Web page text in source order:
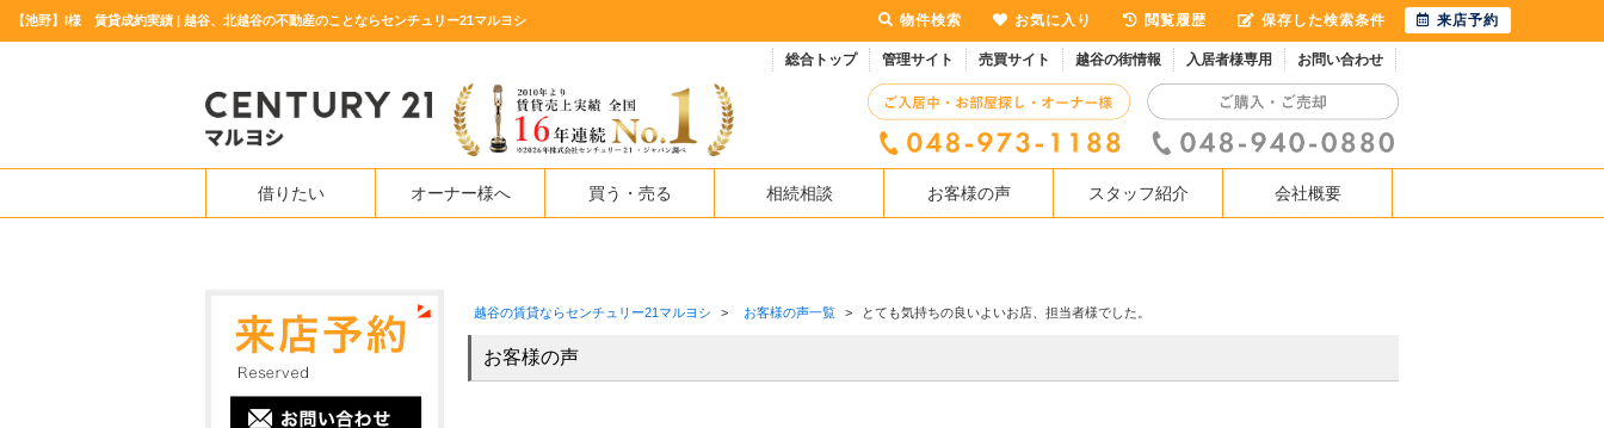
【池野】I様 賃貸成約実績 | 越谷、北越谷の不動産のことならセンチュリー21マルヨシ
総合トップ 管理サイト 売買サイト 越谷の街情報 入居者様専用 お問い合わせ
借りたい オーナー様へ 買う・売る 相続相談 お客様の声 スタッフ紹介 会社概要
越谷の賃貸ならセンチュリー21マルヨシ > お客様の声一覧 > とても気持ちの良いよいお店、担当者様でした。
お客様の声
物件検索 お気に入り 閲覧履歴 保存した検索条件 来店予約